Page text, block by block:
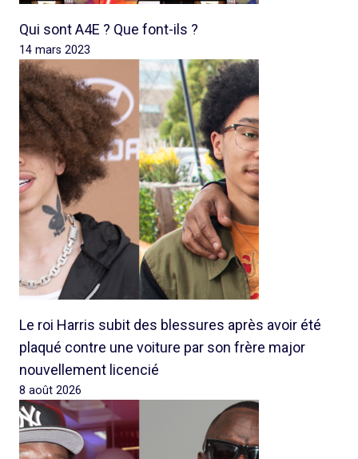
Qui sont A4E ? Que font-ils ?
14 mars 2023
Le roi Harris subit des blessures après avoir été
plaqué contre une voiture par son frère major
nouvellement licencié
8 août 2026